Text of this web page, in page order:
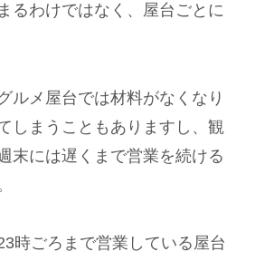
るわけではなく、屋台ごとに
ルメ屋台では材料がなくなり
しまうこともありますし、観
末には遅くまで営業を続ける
時ごろまで営業している屋台